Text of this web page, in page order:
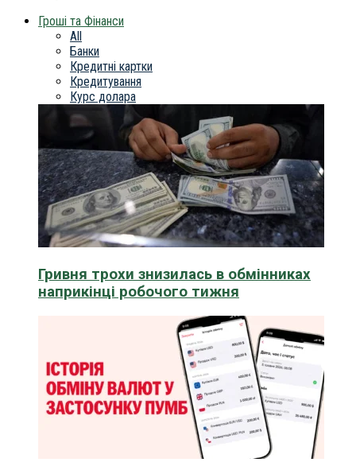
Гроші та Фінанси
All
Банки
Кредитні картки
Кредитування
Курс долара
Гривня трохи знизилась в обмінниках
наприкінці робочого тижня